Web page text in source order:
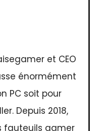
et CEO
énormément
PC soit pour
Depuis 2018,
fauteuils gamer